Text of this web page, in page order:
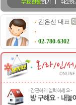
김은선 대표
02-780-6302